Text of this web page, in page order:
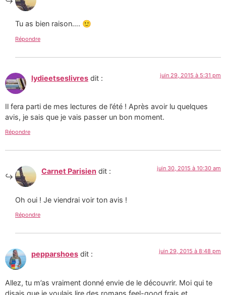
Tu as bien raison…. 🙂
Répondre
lydieetseslivres dit : juin 29, 2015 à 5:31 pm
Il fera parti de mes lectures de l’été ! Après avoir lu quelques
avis, je sais que je vais passer un bon moment.
Répondre
Carnet Parisien dit : juin 30, 2015 à 10:30 am
Oh oui ! Je viendrai voir ton avis !
Répondre
pepparshoes dit : juin 29, 2015 à 8:48 pm
Allez, tu m’as vraiment donné envie de le découvrir. Moi qui te
disais que je voulais lire des romans feel-good frais et